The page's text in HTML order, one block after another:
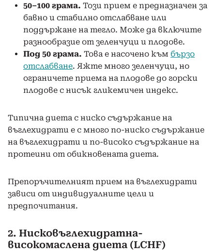
50–100 грама. Този прием е предназначен за
бавно и стабилно отслабване или
поддържане на тегло. Може да включите
разнообразие от зеленчуци и плодове.
Под 50 грама. Това е насочено към бързо
отслабване. Яжте много зеленчуци, но
ограничете приема на плодове до горски
плодове с нисък гликемичен индекс.
Tипична диета с ниско съдържание на
въглехидрати е с много по-ниско съдържание
на въглехидрати и по-високо съдържание на
протеини от обикновената диета.
Препоръчителният прием на въглехидрати
зависи от индивидуалните цели и
предпочитания.
2. Нисковъглехидратна-
високомаслена диета (LCHF)